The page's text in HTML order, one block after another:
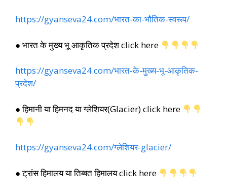
https://gyanseva24.com/भारत-का-भौतिक-स्वरूप/
● भारत के मुख्य भू आकृतिक प्रदेश click here
https://gyanseva24.com/भारत-के-मुख्य-भू-आकृतिक-
प्रदेश/
● हिमानी या हिमनद या ग्लेशियर(Glacier) click here
https://gyanseva24.com/ग्लेशियर-glacier/
● ट्रांस हिमालय या तिब्बत हिमालय click here